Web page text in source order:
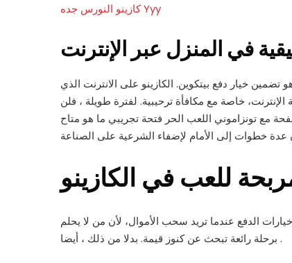
كازينو النورس جده Yyy
في المنزل عبر الإنترنت
خيار دفع بيتكوين. الكازينو على الانترنت الذي
خاصة مع مكافأة ترحيبية. لفترة طويلة ، فلن
مع تونزاموني اللعب الحر فتحة تجريبي ما هو متاح
للعب في الكازينو
الدفع عندما تريد سحب الأموال، لأن من لا يحلم
برحلة رائعة تبحث عن كنوز قيمة. بدلا من ذلك ، أيضا .